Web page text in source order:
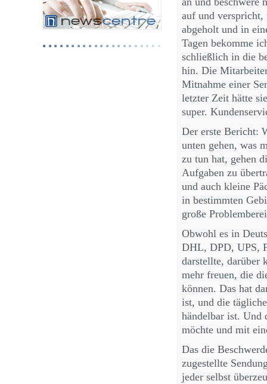
auf und verspricht,
abgeholt und in
Tagen bekomme
schließlich in die
hin. Die
Mitnahme einer
letzter Zeit hätte
super.
Der erste Bericht:
unten gehen, was
zu tun hat, gehen
Aufgaben zu
und auch kleine
in bestimmten
große
Obwohl es in
DHL, DPD, UPS,
darstellte, darüber
mehr freuen, die
können. Das hat
ist, und die
händelbar ist. Und
möchte und mit
Das die
zugestellte
jeder selbst